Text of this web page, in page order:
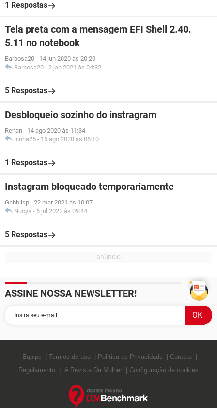
1 Respostas
Tela preta com a mensagem EFI Shell 2.40.
5.11 no notebook
Barbosa20 - 14 jun 2020 às 20:20
Barbosa20 - 2 jan 2021 às 04:32
5 Respostas
Desbloqueio sozinho do instragram
Renan - 14 ago 2020 às 11:34
ninha25 - 15 ago 2020 às 06:10
1 Respostas
Instagram bloqueado temporariamente
Gabbiisp - 22 mar 2021 às 10:07
Nucya - 6 jul 2022 às 09:44
5 Respostas
ASSINE NOSSA NEWSLETTER!
Equipe Termos de uso Política de Privacidade
Contato
Regulamento
A Revista Da Mulher Configuração de cookies